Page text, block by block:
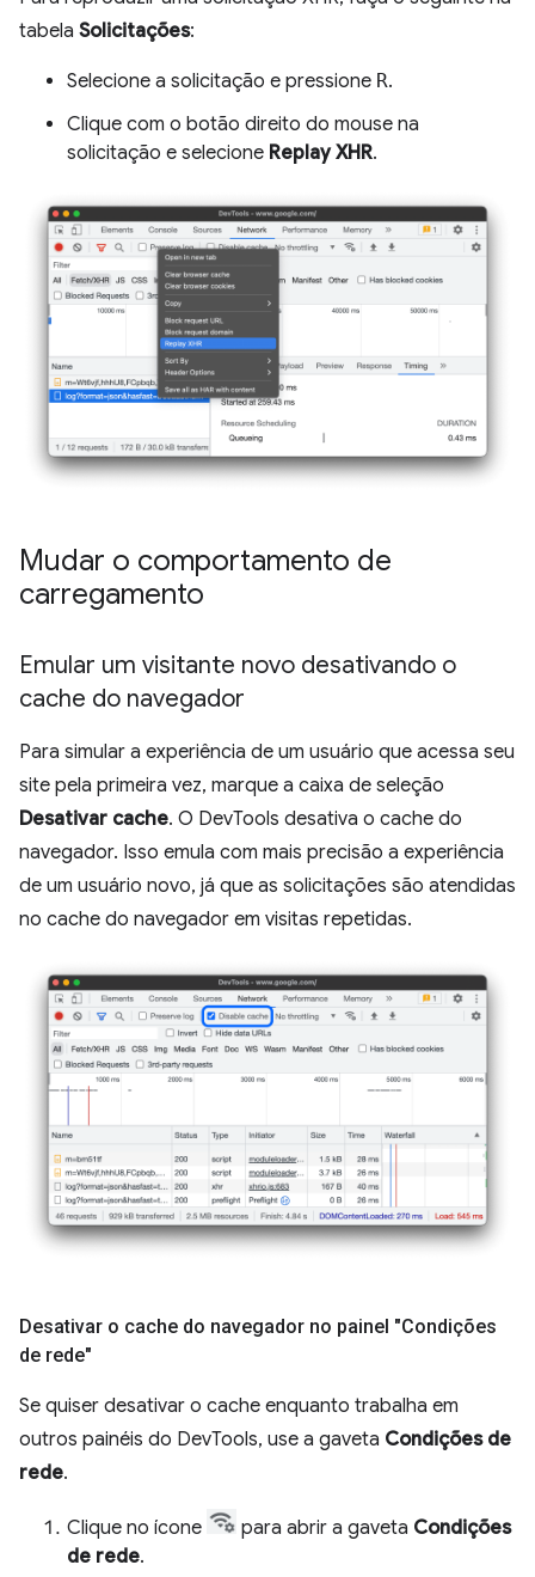
tabela Solicitações:
Selecione a solicitação e pressione R.
Clique com o botão direito do mouse na
solicitação e selecione Replay XHR.
Mudar o comportamento de
carregamento
Emular um visitante novo desativando o
cache do navegador
Para simular a experiência de um usuário que acessa seu
site pela primeira vez, marque a caixa de seleção
Desativar cache. O DevTools desativa o cache do
navegador. Isso emula com mais precisão a experiência
de um usuário novo, já que as solicitações são atendidas
no cache do navegador em visitas repetidas.
Desativar o cache do navegador no painel "Condições
de rede"
Se quiser desativar o cache enquanto trabalha em
outros painéis do DevTools, use a gaveta Condições de
rede.
Clique no ícone para abrir a gaveta Condições
de rede.